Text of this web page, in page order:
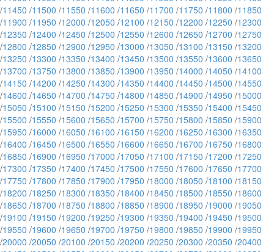
/11450 /11500 /11550 /11600 /11650 /11700 /11750 /11800 /11850
/11900 /11950 /12000 /12050 /12100 /12150 /12200 /12250 /12300
/12350 /12400 /12450 /12500 /12550 /12600 /12650 /12700 /12750
/12800 /12850 /12900 /12950 /13000 /13050 /13100 /13150 /13200
/13250 /13300 /13350 /13400 /13450 /13500 /13550 /13600 /13650
/13700 /13750 /13800 /13850 /13900 /13950 /14000 /14050 /14100
/14150 /14200 /14250 /14300 /14350 /14400 /14450 /14500 /14550
/14600 /14650 /14700 /14750 /14800 /14850 /14900 /14950 /15000
/15050 /15100 /15150 /15200 /15250 /15300 /15350 /15400 /15450
/15500 /15550 /15600 /15650 /15700 /15750 /15800 /15850 /15900
/15950 /16000 /16050 /16100 /16150 /16200 /16250 /16300 /16350
/16400 /16450 /16500 /16550 /16600 /16650 /16700 /16750 /16800
/16850 /16900 /16950 /17000 /17050 /17100 /17150 /17200 /17250
/17300 /17350 /17400 /17450 /17500 /17550 /17600 /17650 /17700
/17750 /17800 /17850 /17900 /17950 /18000 /18050 /18100 /18150
/18200 /18250 /18300 /18350 /18400 /18450 /18500 /18550 /18600
/18650 /18700 /18750 /18800 /18850 /18900 /18950 /19000 /19050
/19100 /19150 /19200 /19250 /19300 /19350 /19400 /19450 /19500
/19550 /19600 /19650 /19700 /19750 /19800 /19850 /19900 /19950
/20000 /20050 /20100 /20150 /20200 /20250 /20300 /20350 /20400